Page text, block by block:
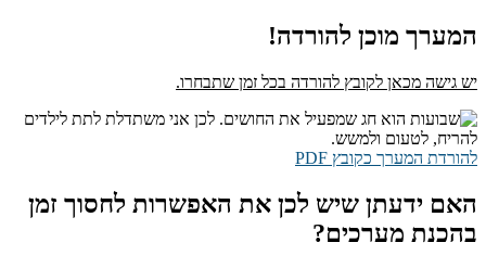
המערך מוכן להורדה!
יש גישה מכאן לקובץ להורדה בכל זמן שתבחרו.
להורדת המערך כקובץ PDF
האם ידעתן שיש לכן את האפשרות לחסוך זמן
בהכנת מערכים?